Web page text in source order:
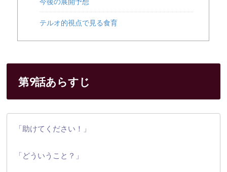
テルオ的視点で見る食育
第9話あらすじ
「助けてください！」
「どういうこと？」